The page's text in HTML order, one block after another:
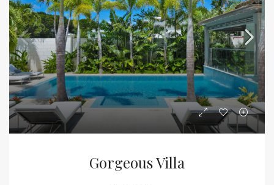
Gorgeous Villa